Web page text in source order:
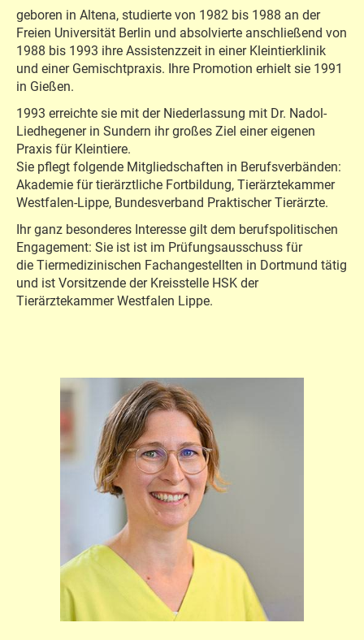
geboren in Altena, studierte von 1982 bis 1988 an der
Freien Universität Berlin und absolvierte anschließend von
1988 bis 1993 ihre Assistenzzeit in einer Kleintierklinik
und einer Gemischtpraxis. Ihre Promotion erhielt sie 1991
in Gießen.
1993 erreichte sie mit der Niederlassung mit Dr. Nadol-
Liedhegener in Sundern ihr großes Ziel einer eigenen
Praxis für Kleintiere.
Sie pflegt folgende Mitgliedschaften in Berufsverbänden:
Akademie für tierärztliche Fortbildung, Tierärztekammer
Westfalen-Lippe, Bundesverband Praktischer Tierärzte.
Ihr ganz besonderes Interesse gilt dem berufspolitischen
Engagement: Sie ist ist im Prüfungsausschuss für
die Tiermedizinischen Fachangestellten in Dortmund tätig
und ist Vorsitzende der Kreisstelle HSK der
Tierärztekammer Westfalen Lippe.